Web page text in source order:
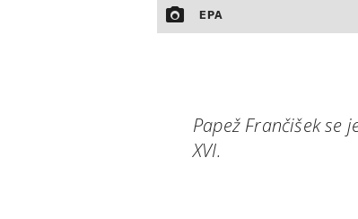
EPA
Papež Frančišek se
XVI.